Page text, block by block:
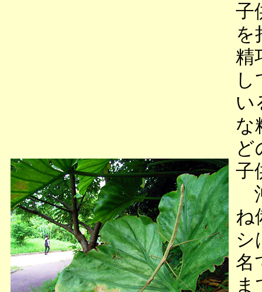
子
を
精
い
な
ど
子
ね
シ
名